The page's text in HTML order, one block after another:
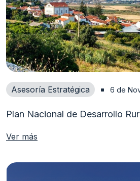
Asesoría Estratégica 6 de
Plan Nacional de Desarrollo
Ver más